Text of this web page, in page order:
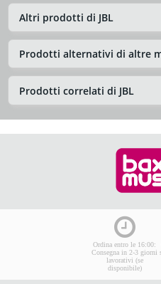
Altri prodotti di JBL
Prodotti alternativi di altre
Prodotti correlati di JBL
Ordina entro le 16:00:
Consegna in 2-3 giorni
lavorativi (se
disponibile)